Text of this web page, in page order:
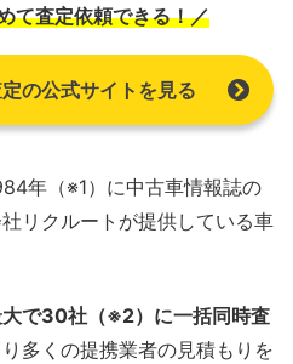
て査定依頼できる！／
の公式サイトを見る
年（※1）に中古車情報誌の
リクルートが提供している車
で30社（※2）に一括同時査
多くの提携業者の見積もりを